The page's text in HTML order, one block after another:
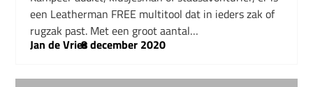
een Leatherman FREE multitool dat in ieders zak of
rugzak past. Met een groot aantal…
Jan de Vries
–
8 december 2020